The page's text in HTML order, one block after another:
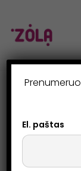
El. paštas